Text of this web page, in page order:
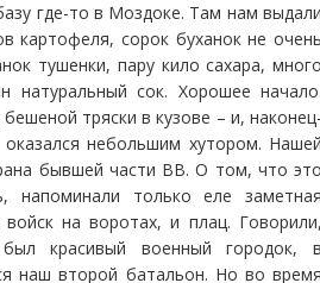
где-то в Моздоке. Там нам
картофеля, сорок буханок не
тушенки, пару кило сахара,
натуральный сок. Хорошее
тряски в кузове – и,
небольшим хутором.
бывшей части ВВ. О том, что
напоминали только еле
на воротах, и плац.
красивый военный городок,
наш второй батальон. Но во